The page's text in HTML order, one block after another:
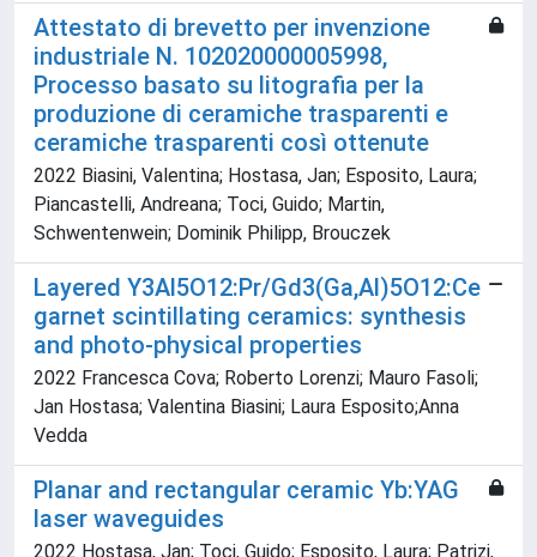
Attestato di brevetto per invenzione
industriale N. 102020000005998,
Processo basato su litografia per la
produzione di ceramiche trasparenti e
ceramiche trasparenti così ottenute
2022 Biasini, Valentina; Hostasa, Jan; Esposito, Laura;
Piancastelli, Andreana; Toci, Guido; Martin,
Schwentenwein; Dominik Philipp, Brouczek
Layered Y3Al5O12:Pr/Gd3(Ga,Al)5O12:Ce
garnet scintillating ceramics: synthesis
and photo-physical properties
2022 Francesca Cova; Roberto Lorenzi; Mauro Fasoli;
Jan Hostasa; Valentina Biasini; Laura Esposito;Anna
Vedda
Planar and rectangular ceramic Yb:YAG
laser waveguides
2022 Hostasa, Jan; Toci, Guido; Esposito, Laura; Patrizi,